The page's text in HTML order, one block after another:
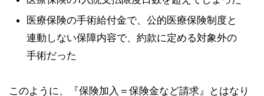
医療保険の手術給付金で、公的医療保険制度と
連動しない保障内容で、約款に定める対象外の
手術だった
このように、『保険加入＝保険金など請求』とはなり